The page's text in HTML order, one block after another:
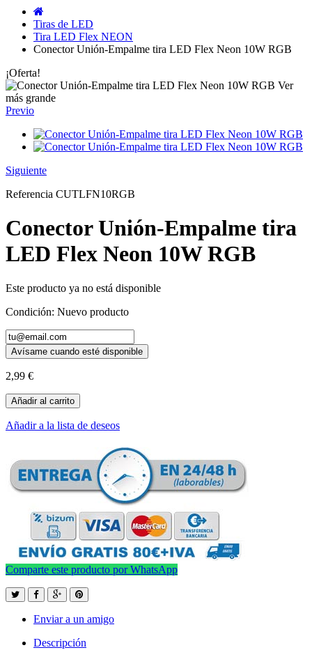
Tiras de LED
Tira LED Flex NEON
Conector Unión-Empalme tira LED Flex Neon 10W RGB
¡Oferta!
Ver
más grande
Previo
Siguiente
Referencia CUTLFN10RGB
Conector Unión-Empalme tira
LED Flex Neon 10W RGB
Este producto ya no está disponible
Condición: Nuevo producto
Avísame cuando esté disponible
2,99 €
Añadir al carrito
Añadir a la lista de deseos
Comparte este producto por WhatsApp
Enviar a un amigo
Descripción